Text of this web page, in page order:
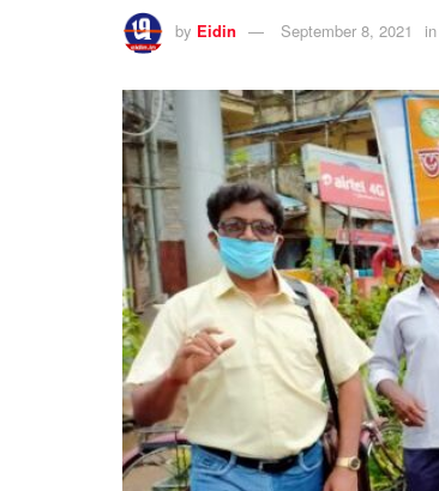
by Eidin September 8, 2021 in